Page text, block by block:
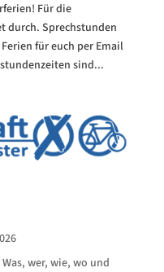
Für die
durch. Sprechstunden
für euch per Email
sind...
wer, wie, wo und